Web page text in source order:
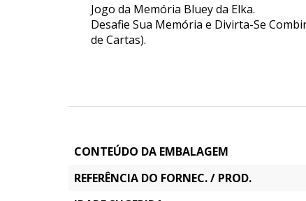
Jogo da Memória Bluey da Elka.
Desafie Sua Memória e Divirta-Se
de Cartas).
CONTEÚDO DA EMBALAGEM
REFERÊNCIA DO FORNEC. / PROD.